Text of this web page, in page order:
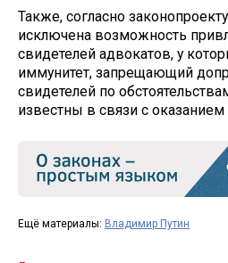
Также, согласно
исключена возможность
свидетелей адвокатов, у
иммунитет, запрещающий
свидетелей по
известны в связи с
Ещё материалы: Владимир Путин